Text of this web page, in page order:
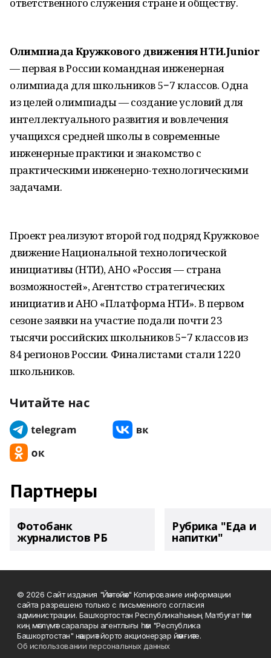
Олимпиада Кружкового движения НТИ.Junior
— первая в России командная инженерная
олимпиада для школьников 5−7 классов. Одна
из целей олимпиады — создание условий для
интеллектуального развития и вовлечения
учащихся средней школы в современные
инженерные практики и знакомство с
практическими инженерно-технологическими
задачами.
Проект реализуют второй год подряд Кружковое
движение Национальной технологической
инициативы (НТИ), АНО «Россия — страна
возможностей», Агентство стратегических
инициатив и АНО «Платформа НТИ». В первом
сезоне заявки на участие подали почти 23
тысячи российских школьников 5−7 классов из
84 регионов России. Финалистами стали 1220
школьников.
Читайте нас
Партнеры
Фотобанк
журналистов РБ
Рубрика "Еда и
напитки"
© 2026 Сайт издания "Йәнтөйәк" Копирование информации
сайта разрешено только с письменного согласия
администрации. Башҡортостан Республикаһының Матбуғат һәм
киң мәғлүмәт саралары агентлығы һәм "Республика
Башкортостан" нәшриәт йорто акционерҙар йәмғиәте.
Об использовании персональных данных